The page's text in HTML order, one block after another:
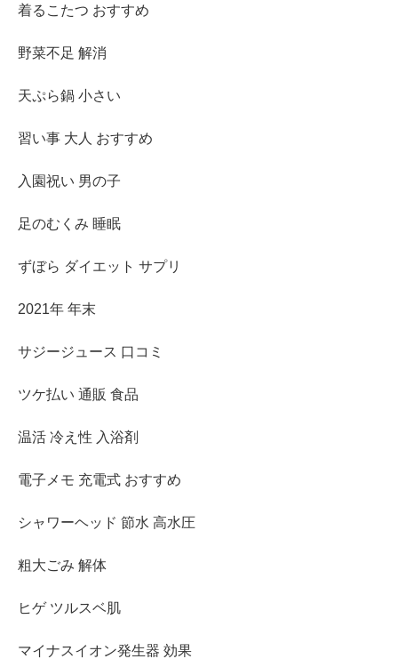
着るこたつ おすすめ
野菜不足 解消
天ぷら鍋 小さい
習い事 大人 おすすめ
入園祝い 男の子
足のむくみ 睡眠
ずぼら ダイエット サプリ
2021年 年末
サジージュース 口コミ
ツケ払い 通販 食品
温活 冷え性 入浴剤
電子メモ 充電式 おすすめ
シャワーヘッド 節水 高水圧
粗大ごみ 解体
ヒゲ ツルスベ肌
マイナスイオン発生器 効果